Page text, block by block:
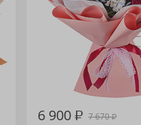
6 900₽ 7 670₽